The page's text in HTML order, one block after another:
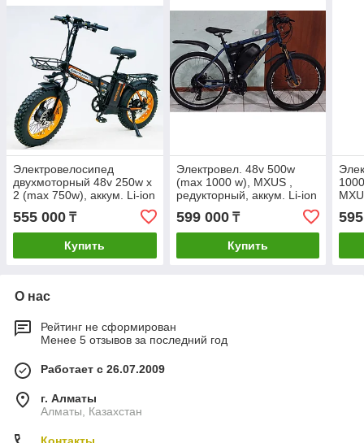
Электровелосипед
двухмоторный 48v 250w х
2 (max 750w), аккум. Li-ion
48v 30 A/H. Складной.
Колеса 20х4 дюйма.
Гидравлика.
555 000 ₸
Купить
Электровел. 48v 500w
(max 1000 w), MXUS ,
редукторный, аккум. Li-ion
48v 35 A/H. Кол. 26".
599 000₸
Купить
A/
О нас
Рейтинг не сформирован
Менее 5 отзывов за последний год
Работает с 26.07.2009
г. Алматы
Алматы, Казахстан